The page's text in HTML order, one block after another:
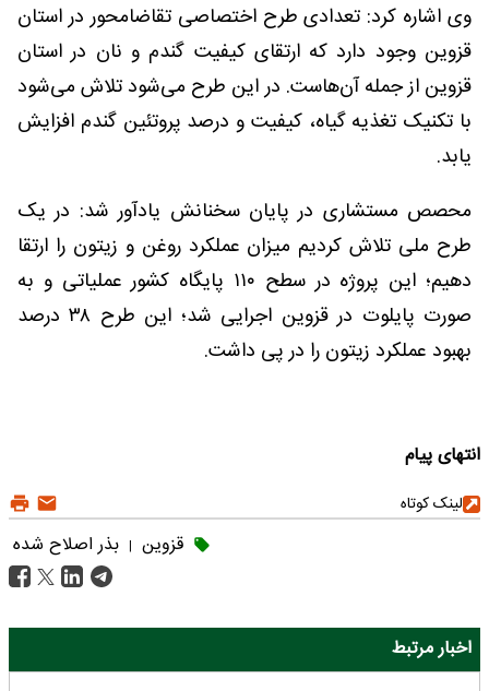
وی اشاره کرد: تعدادی طرح‌ اختصاصی تقاضامحور در استان
قزوین وجود دارد که ارتقای کیفیت گندم و نان در استان
قزوین از جمله آن‌هاست. در این طرح می‌شود تلاش می‌شود
با تکنیک تغذیه گیاه، کیفیت و درصد پروتئین گندم افزایش
یابد.
محصص مستشاری در پایان سخنانش یادآور شد: در یک
طرح ملی تلاش کردیم میزان عملکرد روغن و زیتون را ارتقا
دهیم؛ این پروژه در سطح ۱۱۰ پایگاه کشور عملیاتی و به
صورت پایلوت در قزوین اجرایی شد؛ این طرح ۳۸ درصد
بهبود عملکرد زیتون را در پی داشت.
انتهای پیام
لینک کوتاه
قزوین | بذر اصلاح شده
اخبار مرتبط